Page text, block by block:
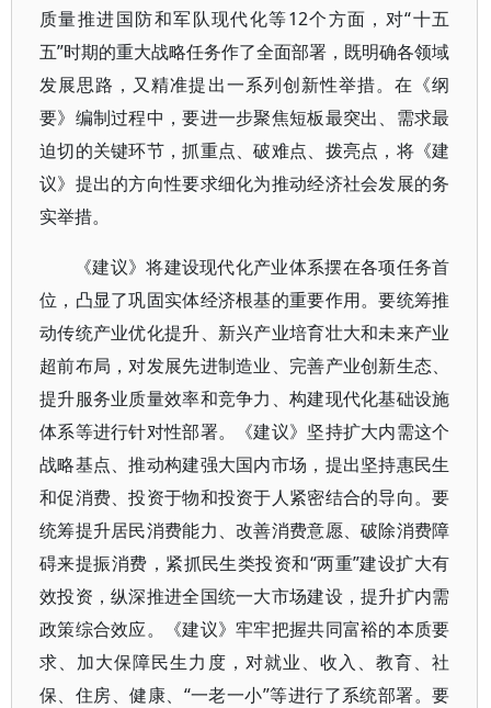
质量推进国防和军队现代化等12个方面，对“十五
五”时期的重大战略任务作了全面部署，既明确各领域
发展思路，又精准提出一系列创新性举措。在《纲
要》编制过程中，要进一步聚焦短板最突出、需求最
迫切的关键环节，抓重点、破难点、拨亮点，将《建
议》提出的方向性要求细化为推动经济社会发展的务
实举措。
《建议》将建设现代化产业体系摆在各项任务首
位，凸显了巩固实体经济根基的重要作用。要统筹推
动传统产业优化提升、新兴产业培育壮大和未来产业
超前布局，对发展先进制造业、完善产业创新生态、
提升服务业质量效率和竞争力、构建现代化基础设施
体系等进行针对性部署。《建议》坚持扩大内需这个
战略基点、推动构建强大国内市场，提出坚持惠民生
和促消费、投资于物和投资于人紧密结合的导向。要
统筹提升居民消费能力、改善消费意愿、破除消费障
碍来提振消费，紧抓民生类投资和“两重”建设扩大有
效投资，纵深推进全国统一大市场建设，提升扩内需
政策综合效应。《建议》牢牢把握共同富裕的本质要
求、加大保障民生力度，对就业、收入、教育、社
保、住房、健康、“一老一小”等进行了系统部署。要